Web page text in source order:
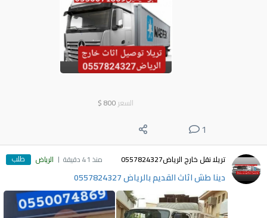
السعر 800
$
1
تريلا نقل خارج الرياض0557824327 منذ 41 دقيقة الرياض طلب
دينا طش اثاث القديم بالرياض 0557824327